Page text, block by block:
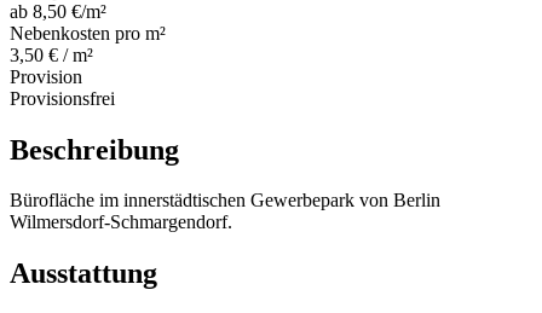
ab 8,50 €/m²
Nebenkosten pro m²
3,50 € / m²
Provision
Provisionsfrei
Beschreibung
Bürofläche im innerstädtischen Gewerbepark von Berlin
Wilmersdorf-Schmargendorf.
Ausstattung